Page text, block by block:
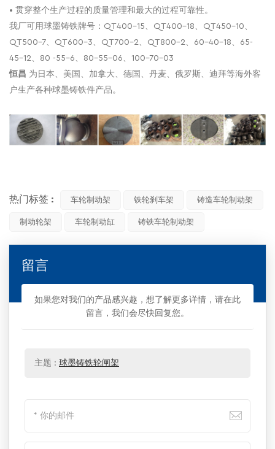
• 贯穿整个生产过程的质量管理和最大的过程可靠性。
我厂可用球墨铸铁牌号：QT400-15、QT400-18、QT450-10、
QT500-7、QT600-3、QT700-2、QT800-2、60-40-18、65-
45-12、80 -55-6、80-55-06、100-70-03
恒昌 为日本、美国、加拿大、德国、丹麦、俄罗斯、迪拜等海外客
户生产各种球墨铸铁件产品。
热门标签 : 车轮制动架 铁轮刹车架 铸造车轮制动架
制动轮架 车轮制动缸 铸铁车轮制动架
留言
如果您对我们的产品感兴趣，想了解更多详情，请在此
留言，我们会尽快回复您。
主题 : 球墨铸铁轮闸架